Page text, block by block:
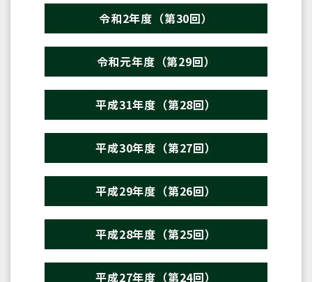
令和2年度（第30回）
令和元年度（第29回）
平成31年度（第28回）
平成30年度（第27回）
平成29年度（第26回）
平成28年度（第25回）
平成27年度（第24回）